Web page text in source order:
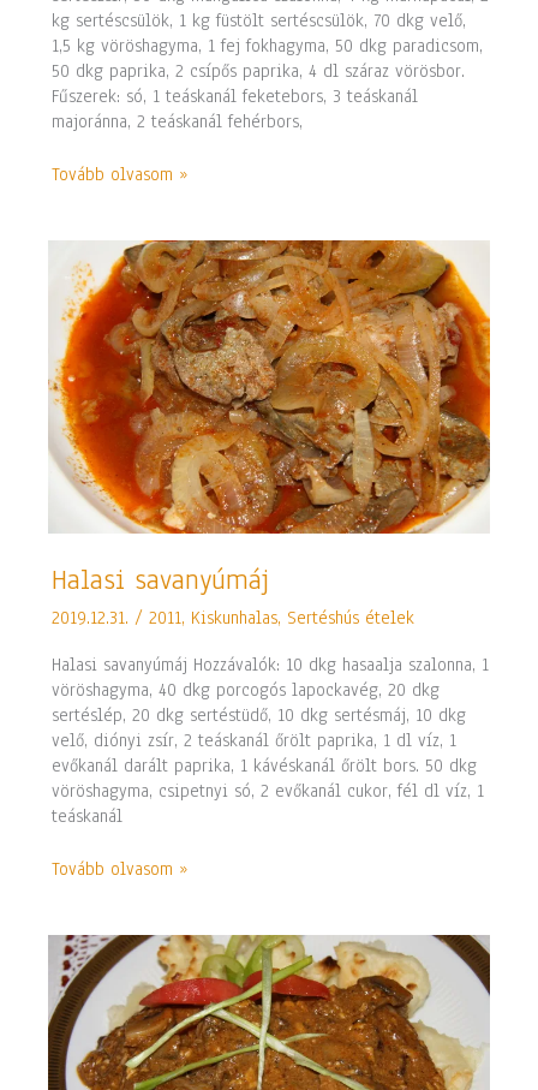
kg sertéscsülök, 1 kg füstölt sertéscsülök, 70 dkg velő,
1,5 kg vöröshagyma, 1 fej fokhagyma, 50 dkg paradicsom,
50 dkg paprika, 2 csípős paprika, 4 dl száraz vörösbor.
Fűszerek: só, 1 teáskanál feketebors, 3 teáskanál
majoránna, 2 teáskanál fehérbors,
Tovább olvasom »
Halasi savanyúmáj
2019.12.31. /2011, Kiskunhalas, Sertéshús ételek
Halasi savanyúmáj Hozzávalók: 10 dkg hasaalja szalonna, 1
vöröshagyma, 40 dkg porcogós lapockavég, 20 dkg
sertéslép, 20 dkg sertéstüdő, 10 dkg sertésmáj, 10 dkg
velő, diónyi zsír, 2 teáskanál őrölt paprika, 1 dl víz, 1
evőkanál darált paprika, 1 kávéskanál őrölt bors. 50 dkg
vöröshagyma, csipetnyi só, 2 evőkanál cukor, fél dl víz, 1
teáskanál
Halasi
Tovább olvasom »